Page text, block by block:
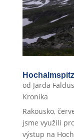
od Jarda Faldus
Kronika
Rakousko,
jsme využili
výstup na